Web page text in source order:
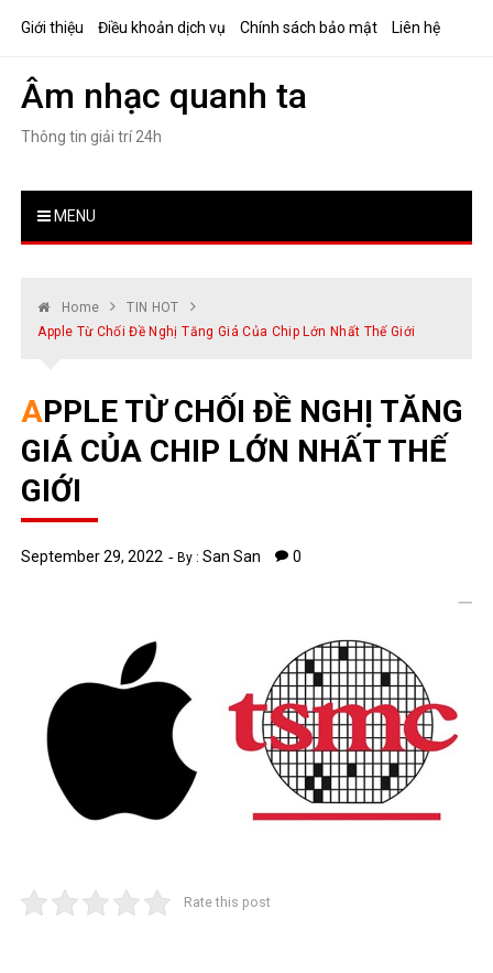
Giới thiệu Điều khoản dịch vụ Chính sách bảo mật Liên hệ
Âm nhạc quanh ta
Thông tin giải trí 24h
MENU
Home
TIN HOT
Apple Từ Chối Đề Nghị Tăng Giá Của Chip Lớn Nhất Thế Giới
APPLE TỪ CHỐI ĐỀ NGHỊ TĂNG
GIÁ CỦA CHIP LỚN NHẤT THẾ
GIỚI
September 29, 2022 By :San San 0
Rate this post